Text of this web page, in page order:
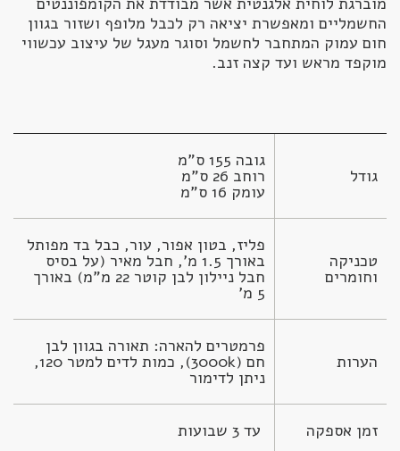
החשמליים ומאפשרת יציאה רק לכבל מלופף ושזור בגוון
חום עמוק המתחבר לחשמל וסוגר מעגל של עיצוב עכשווי
מוקפד מראש ועד קצה זנב.
גודל
עומק 16 ס"מ
וחומרים
5 מ'
הערות
ניתן לדימור
זמן אספקה